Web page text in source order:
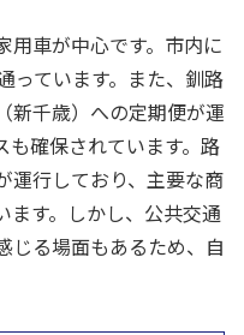
用車が中心です。市内に
っています。また、釧路
新千歳）への定期便が運
も確保されています。路
運行しており、主要な商
ます。しかし、公共交通
じる場面もあるため、自